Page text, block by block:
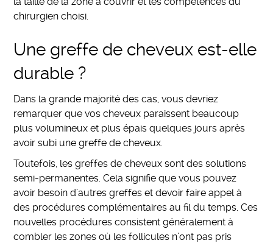
chirurgien choisi.
Une greffe de cheveux est-elle
durable ?
Dans la grande majorité des cas, vous devriez
remarquer que vos cheveux paraissent beaucoup
plus volumineux et plus épais quelques jours après
avoir subi une greffe de cheveux.
Toutefois, les greffes de cheveux sont des solutions
semi-permanentes. Cela signifie que vous pouvez
avoir besoin d’autres greffes et devoir faire appel à
des procédures complémentaires au fil du temps. Ces
nouvelles procédures consistent généralement à
combler les zones où les follicules n’ont pas pris